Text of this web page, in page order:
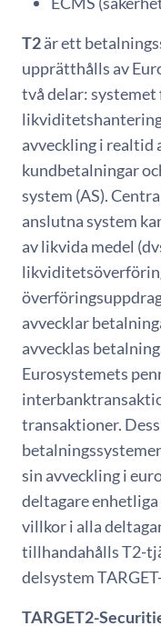
T2är ett
upprätthålls av
två delar:
avveckling i realtid
kundbetalningar
system (AS).
anslutna system
av likvida medel
avvecklar
avvecklas
Eurosystemets
transaktioner.
sin avveckling i
deltagare
villkor i alla
tillhandahålls T2-
delsystem
TARGET2-